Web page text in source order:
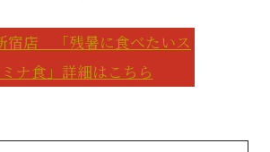
宿店 「残暑に食べたいス
ナ食」詳細はこちら